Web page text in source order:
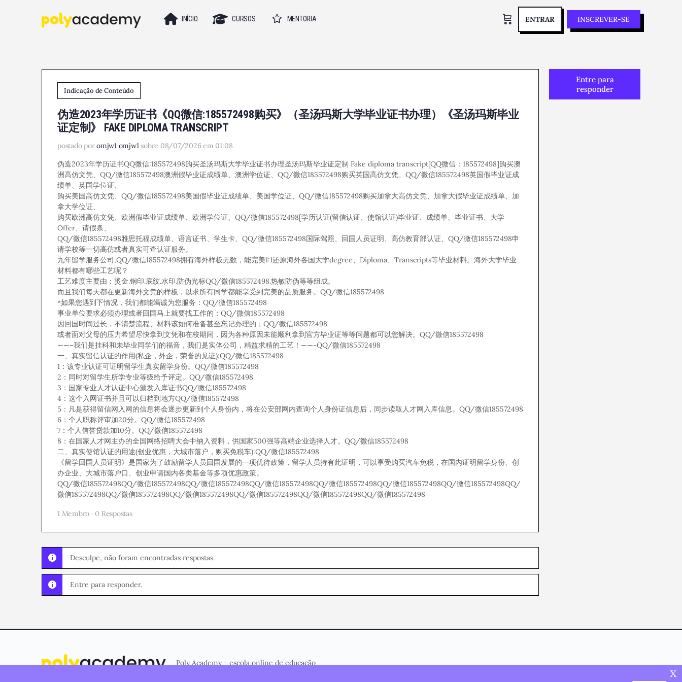
INÍCIO CURSOS MENTORIA ENTRAR INSCREVER-SE
Indicação de Conteúdo
伪造2023年学历证书《QQ微信:185572498购买》（圣汤玛斯大学毕业证书办理）《圣汤玛斯毕业
证定制》 FAKE DIPLOMA TRANSCRIPT
postado poromjw1 omjw1 sobre 08/07/2026 em 01:08
伪造2023年学历证书QQ微信:185572498购买圣汤玛斯大学毕业证书办理圣汤玛斯毕业证定制 Fake diploma transcript[QQ微信：185572498]购买澳
洲高仿文凭、QQ/微信185572498澳洲假毕业证成绩单、澳洲学位证、QQ/微信185572498购买英国高仿文凭、QQ/微信185572498英国假毕业证成
绩单、英国学位证、
购买美国高仿文凭、QQ/微信185572498美国假毕业证成绩单、美国学位证、QQ/微信185572498购买加拿大高仿文凭、加拿大假毕业证成绩单、加
拿大学位证、
购买欧洲高仿文凭、欧洲假毕业证成绩单、欧洲学位证、QQ/微信185572498[学历认证(留信认证、使馆认证)毕业证、成绩单、毕业证书、大学
Offer、请假条、
QQ/微信185572498雅思托福成绩单、语言证书、学生卡、QQ/微信185572498国际驾照、回国人员证明、高仿教育部认证、QQ/微信185572498申
请学校等一切高仿或者真实可查认证服务。
九年留学服务公司,QQ/微信185572498拥有海外样板无数，能完美1:1还原海外各国大学degree、Diploma、Transcripts等毕业材料。海外大学毕业
材料都有哪些工艺呢？
工艺难度主要由：烫金.钢印.底纹.水印.防伪光标QQ/微信185572498.热敏防伪等等组成。
而且我们每天都在更新海外文凭的样板，以求所有同学都能享受到完美的品质服务。QQ/微信185572498
*如果您遇到下情况，我们都能竭诚为您服务：QQ/微信185572498
事业单位要求必须办理或者回国马上就要找工作的；QQ/微信185572498
因回国时间过长，不清楚流程、材料该如何准备甚至忘记办理的；QQ/微信185572498
或者面对父母的压力希望尽快拿到文凭和在校期间，因为各种原因未能顺利拿到官方毕业证等等问题都可以您解决。QQ/微信185572498
——–我们是挂科和未毕业同学们的福音，我们是实体公司，精益求精的工艺！——-QQ/微信185572498
一、真实留信认证的作用(私企，外企，荣誉的见证):QQ/微信185572498
1：该专业认证可证明留学生真实留学身份。QQ/微信185572498
2：同时对留学生所学专业等级给予评定。QQ/微信185572498
3：国家专业人才认证中心颁发入库证书QQ/微信185572498
4：这个入网证书并且可以归档到地方QQ/微信185572498
5：凡是获得留信网入网的信息将会逐步更新到个人身份内，将在公安部网内查询个人身份证信息后，同步读取人才网入库信息。QQ/微信185572498
6：个人职称评审加20分。QQ/微信185572498
7：个人信誉贷款加10分。QQ/微信185572498
8：在国家人才网主办的全国网络招聘大会中纳入资料，供国家500强等高端企业选择人才。QQ/微信185572498
二、真实使馆认证的用途(创业优惠，大城市落户，购买免税车):QQ/微信185572498
《留学回国人员证明》是国家为了鼓励留学人员回国发展的一项优待政策，留学人员持有此证明，可以享受购买汽车免税，在国内证明留学身份、创
办企业、大城市落户口、创业申请国内各类基金等多项优惠政策。
QQ/微信185572498QQ/微信185572498QQ/微信185572498QQ/微信185572498QQ/微信185572498QQ/微信185572498QQ/微信185572498QQ/
微信185572498QQ/微信185572498QQ/微信185572498QQ/微信185572498QQ/微信185572498QQ/微信185572498
1 Membro · 0 Respostas
Desculpe, não foram encontradas respostas.
Entre para responder.
Entre para
responder
Poly Academy - escola online de educação
x